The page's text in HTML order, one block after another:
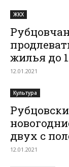
ЖКХ
жилья до
12.01.2021
Культура
двух с
12.01.2021